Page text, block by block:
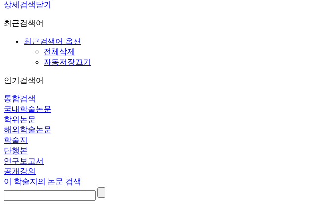
상세검색닫기
최근검색어
최근검색어 옵션
전체삭제
자동저장끄기
인기검색어
통합검색
국내학술논문
학위논문
해외학술논문
학술지
단행본
연구보고서
공개강의
이 학술지의 논문 검색